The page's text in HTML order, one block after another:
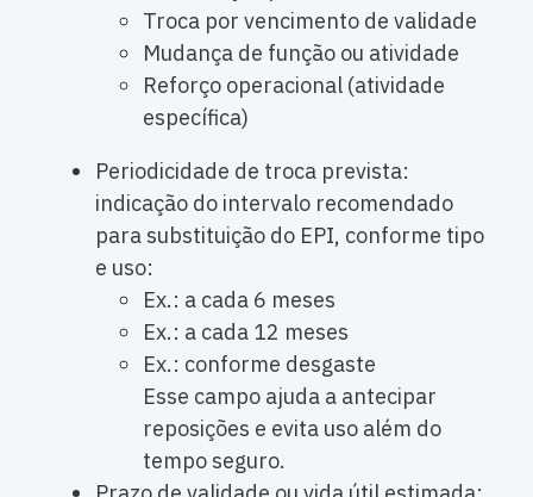
Troca por vencimento de validade
Mudança de função ou atividade
Reforço operacional (atividade
específica)
Periodicidade de troca prevista:
indicação do intervalo recomendado
para substituição do EPI, conforme tipo
e uso:
Ex.: a cada 6 meses
Ex.: a cada 12 meses
Ex.: conforme desgaste
Esse campo ajuda a antecipar
reposições e evita uso além do
tempo seguro.